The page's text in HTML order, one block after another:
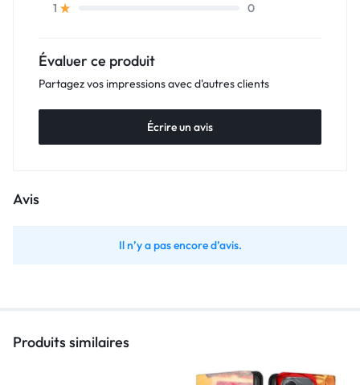
1
0
Évaluer ce produit
Partagez vos impressions avec d'autres clients
Écrire un avis
Avis
Il n’y a pas encore d’avis.
Produits similaires